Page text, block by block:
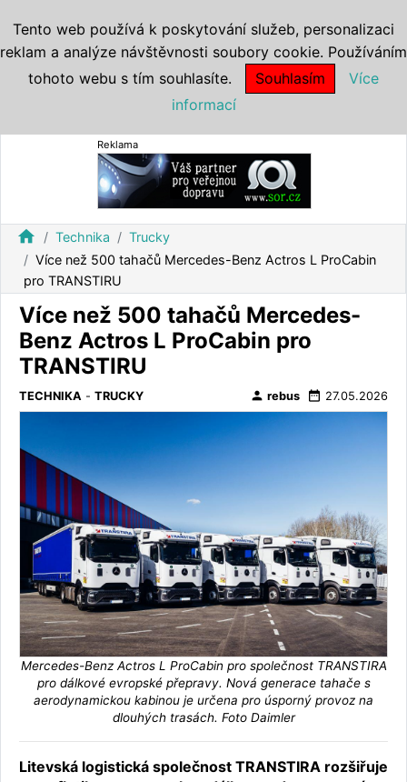
Reklama
home Technika
Trucky
Více než 500 tahačů Mercedes-Benz Actros L ProCabin
pro TRANSTIRU
Více než 500 tahačů Mercedes-
Benz Actros L ProCabin pro
TRANSTIRU
TECHNIKA - TRUCKY person rebus date_range 27.05.2026
Mercedes-Benz Actros L ProCabin pro společnost TRANSTIRA
pro dálkové evropské přepravy. Nová generace tahače s
aerodynamickou kabinou je určena pro úsporný provoz na
dlouhých trasách. Foto Daimler
Litevská logistická společnost TRANSTIRA rozšiřuje
Tento web používá k poskytování služeb, personalizaci
reklam a analýze návštěvnosti soubory cookie. Používáním
tohoto webu s tím souhlasíte.
Souhlasím
Více
informací